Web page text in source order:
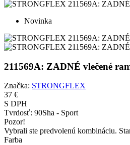
Novinka
211569A: ZADNÉ vlečené
Značka: STRONGFLEX
37 €
S DPH
Tvrdosť: 90Sha - Sport
Pozor!
Vybrali ste predvolenú kombináciu.
Farba